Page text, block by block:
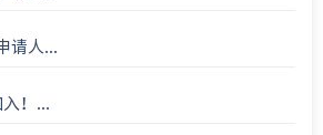
请人...
！...